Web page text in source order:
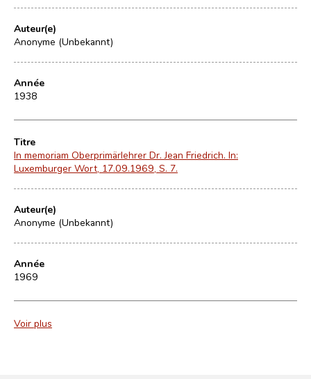
Auteur(e)
Anonyme (Unbekannt)
Année
1938
Titre
In memoriam Oberprimärlehrer Dr. Jean Friedrich. In:
Luxemburger Wort, 17.09.1969, S. 7.
Auteur(e)
Anonyme (Unbekannt)
Année
1969
Voir plus